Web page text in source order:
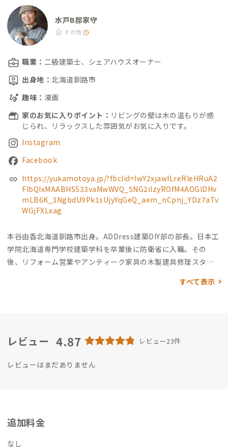
水戸B邸家守
その他
職業： 二級建築士、シェアハウスオーナー
出身地： 北海道釧路市
趣味： 漫画
家のお気に入りポイント： リビングの壁は木の温もりが感
じられ、リラックスした雰囲気がお気に入りです。
Instagram
Facebook
https://yukamotoya.jp/?fbclid=IwY2xjawILreRleHRuA2
FlbQIxMAABHSS33vaMwWVQ_5NG2iIzyROfM4AOGlDHv
mLB6K_3NgbdU9Pk1sUjyYqGeQ_aem_nCpnj_YDz7aTv
WGjFXLxag
本谷由香北海道釧路市出身。ADDress建築DIY部の部長。 日本工
学院北海道専門学校建築学科を卒業後に防衛省に入職。その
後、リフォーム営業やアンティーク家具の木製建具修理スタッ
（jiyudizai）代表として由’sシェアハウスオーナーや、「見捨て
築士になり空き家問題に直面することが多く、使える空き家が
リな間取りの空き家に偶然出会い、空き家再活用事業の一環と
のシェアハウスをもっと知ってもらいたいと思ったのもADDres
sを始めるきっかけの一つです。
すべて表示
レビュー 4.87 レビュー23件
レビューはまだありません
追加料金
なし